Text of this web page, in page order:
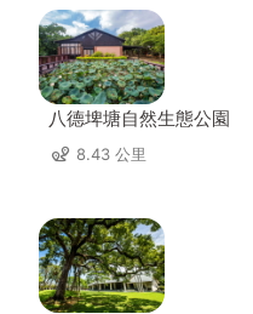
八德埤塘自然生態公園
8.43 公里